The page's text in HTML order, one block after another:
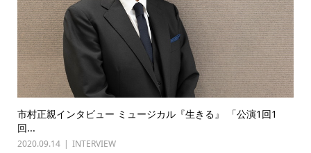
市村正親インタビュー ミュージカル『生きる』 「公演1回1
回...
2020.09.14 INTERVIEW